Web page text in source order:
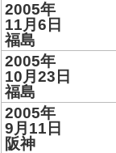
2005年
11月6日
福島
2005年
10月23日
福島
2005年
9月11日
阪神